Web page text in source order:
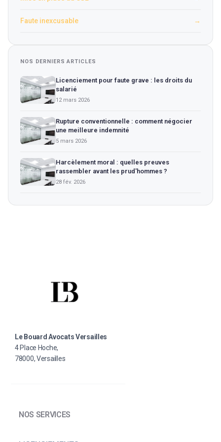
Faute inexcusable →
NOS DERNIERS ARTICLES
Licenciement pour faute grave : les droits du
salarié
12 mars 2026
Rupture conventionnelle : comment négocier
une meilleure indemnité
5 mars 2026
Harcèlement moral : quelles preuves
rassembler avant les prud'hommes ?
28 fév. 2026
Le Bouard Avocats Versailles
4 Place Hoche,
78000, Versailles
NOS SERVICES